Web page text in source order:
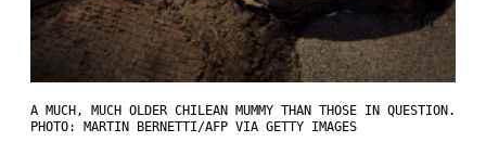
A MUCH, MUCH OLDER CHILEAN MUMMY THAN THOSE IN QUESTION.
PHOTO: MARTIN BERNETTI/AFP VIA GETTY IMAGES